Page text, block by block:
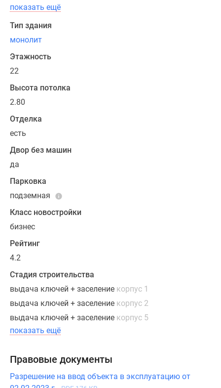
кв.
заканчивая
просторными
трехкомнатными
Также
в
ЖК
лоты
с
объединенными
гостиными
и
двусторонней
ориентацией
Во
всех
лотах
выделенные
«грязные»
зоны
у
и
трехметровые
потолки,
визуально
показать ещё
Тип здания
монолит
Этажность
22
Высота потолка
2.80
Отделка
есть
Двор без машин
да
Парковка
подземная
Класс новостройки
бизнес
Рейтинг
4.2
Стадия строительства
выдача ключей + заселение корпус 1
выдача ключей + заселение корпус 2
выдача ключей + заселение корпус 5
показать ещё
Правовые документы
Разрешение на ввод объекта в эксплуатацию от